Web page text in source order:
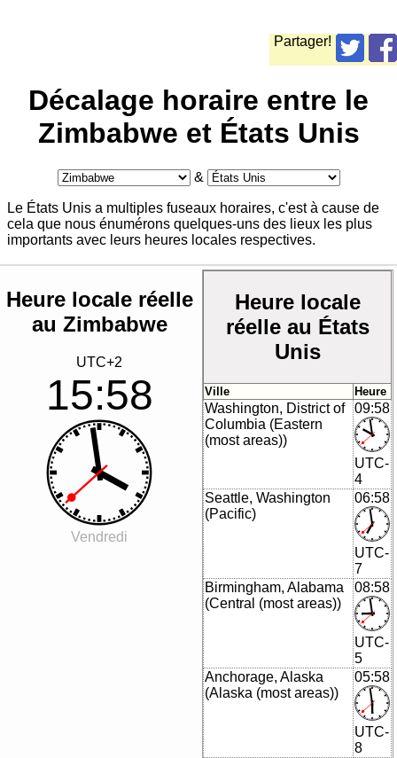
Partager!
Décalage horaire entre le
Zimbabwe et États Unis
&
Le États Unis a multiples fuseaux horaires, c'est à cause de
cela que nous énumérons quelques-uns des lieux les plus
importants avec leurs heures locales respectives.
Heure locale réelle
au Zimbabwe
UTC+2
15:58
Vendredi
Heure locale
réelle au États
Unis
Ville Heure
Washington, District of
Columbia (Eastern
(most areas))
09:58
UTC-
4
Seattle, Washington
(Pacific)
06:58
UTC-
7
Birmingham, Alabama
(Central (most areas))
08:58
UTC-
5
Anchorage, Alaska
(Alaska (most areas))
05:58
UTC-
8